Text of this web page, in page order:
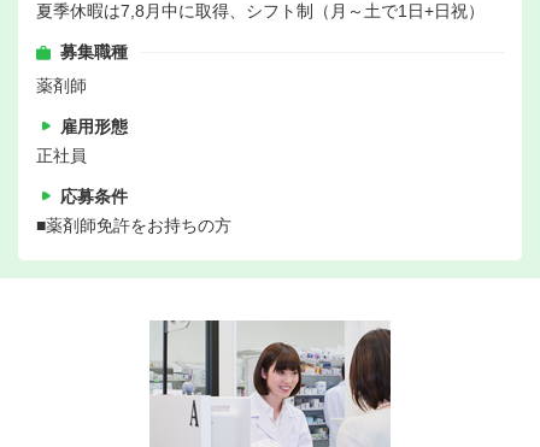
夏季休暇は7,8月中に取得、シフト制（月～土で1日+日祝）
募集職種
薬剤師
雇用形態
正社員
応募条件
■薬剤師免許をお持ちの方